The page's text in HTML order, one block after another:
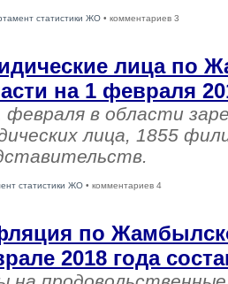
статистики ЖО • комментариев 3
лица по
на 1 февраля
февраля в области
лица, 1855
статистики ЖО • комментариев 4
по
2018 года